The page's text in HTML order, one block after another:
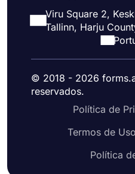
Viru Square 2,
Tallinn, Harju
© 2018 - 2026
reservados.
Política de
Termos de Uso
Política